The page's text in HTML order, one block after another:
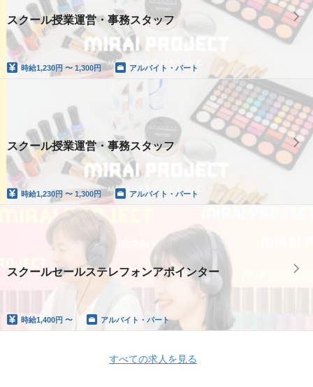
スクール授業運営・事務スタッフ
時給1,230円 〜 1,300円 アルバイト・パート
スクール授業運営・事務スタッフ
時給1,230円 〜 1,300円 アルバイト・パート
スクールセールステレフォンアポインター
時給1,400円 〜 アルバイト・パート
すべての求人を見る